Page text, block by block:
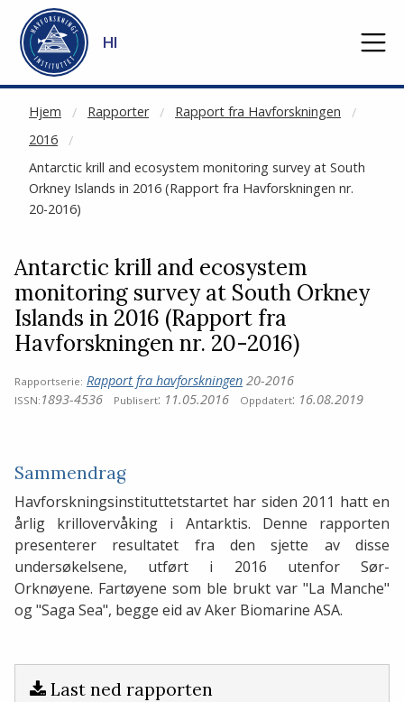
Gå til hovedinnhold
HI
Hjem Rapporter
Rapport fra Havforskningen
2016
Antarctic krill and ecosystem monitoring survey at South
Orkney Islands in 2016 (Rapport fra Havforskningen nr.
20-2016)
NOT CACHED
Antarctic krill and ecosystem
monitoring survey at South Orkney
Islands in 2016 (Rapport fra
Havforskningen nr. 20-2016)
Rapportserie: Rapport fra havforskningen 20-2016
ISSN: 1893-4536 Publisert: 11.05.2016 Oppdatert: 16.08.2019
Sammendrag
Havforskningsinstituttetstartet har siden 2011 hatt en
årlig krillovervåking i Antarktis. Denne rapporten
presenterer resultatet fra den sjette av disse
undersøkelsene, utført i 2016 utenfor Sør-
Orknøyene. Fartøyene som ble brukt var "La Manche"
og "Saga Sea", begge eid av Aker Biomarine ASA.
Last ned rapporten